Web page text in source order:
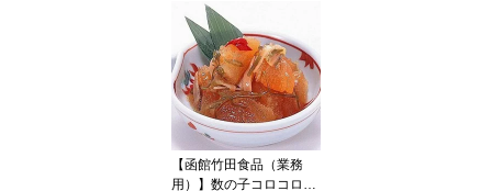
【函館竹田食品（業務
用）】数の子コロコロ